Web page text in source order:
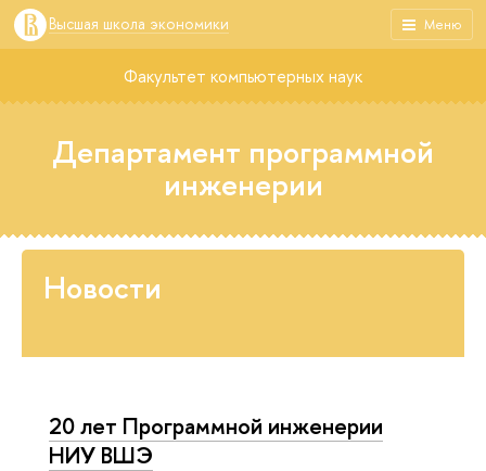
Меню
Высшая школа экономики
Факультет компьютерных наук
Департамент программной
инженерии
Новости
20 лет Программной инженерии
НИУ ВШЭ